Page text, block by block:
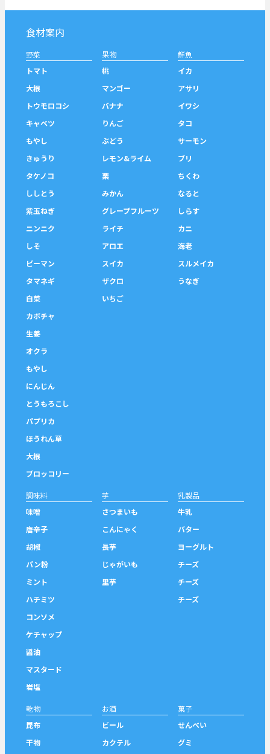
食材案内
野菜
トマト
大根
トウモロコシ
キャベツ
もやし
きゅうり
タケノコ
ししとう
紫玉ねぎ
ニンニク
しそ
ピーマン
タマネギ
白菜
カボチャ
生姜
オクラ
もやし
にんじん
とうもろこし
パプリカ
ほうれん草
大根
ブロッコリー
果物
桃
マンゴー
バナナ
りんご
ぶどう
レモン&ライム
栗
みかん
グレープフルーツ
ライチ
アロエ
スイカ
ザクロ
いちご
鮮魚
イカ
アサリ
イワシ
タコ
サーモン
ブリ
ちくわ
なると
しらす
カニ
海老
スルメイカ
うなぎ
調味料
味噌
唐辛子
胡椒
パン粉
ミント
ハチミツ
コンソメ
ケチャップ
醤油
マスタード
岩塩
芋
さつまいも
こんにゃく
長芋
じゃがいも
里芋
乳製品
牛乳
バター
ヨーグルト
チーズ
チーズ
チーズ
乾物
昆布
干物
お酒
ビール
カクテル
菓子
せんべい
グミ